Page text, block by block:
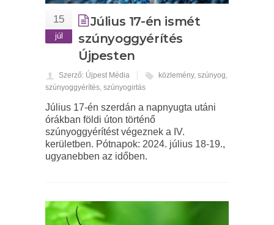
15
júl
Július 17-én ismét
szúnyoggyérítés
Újpesten
Szerző: Újpest Média közlemény, szúnyog,
szúnyoggyérítés, szúnyogirtás
Július 17-én szerdán a napnyugta utáni
órákban földi úton történő
szúnyoggyérítést végeznek a IV.
kerületben. Pótnapok: 2024. július 18-19.,
ugyanebben az időben.